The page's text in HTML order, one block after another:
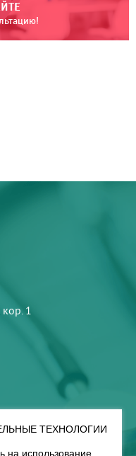
1
ТЕХНОЛОГИИ
на использование